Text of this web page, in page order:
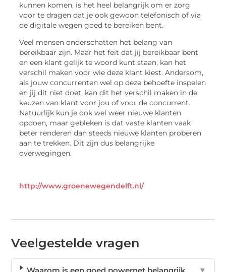
kunnen komen, is het heel belangrijk om er zorg
voor te dragen dat je ook gewoon telefonisch of via
de digitale wegen goed te bereiken bent.
Veel mensen onderschatten het belang van
bereikbaar zijn. Maar het feit dat jij bereikbaar bent
en een klant gelijk te woord kunt staan, kan het
verschil maken voor wie deze klant kiest. Andersom,
als jouw concurrenten wel op deze behoefte inspelen
en jij dit niet doet, kan dit het verschil maken in de
keuzen van klant voor jou of voor de concurrent.
Natuurlijk kun je ook wel weer nieuwe klanten
opdoen, maar gebleken is dat vaste klanten vaak
beter renderen dan steeds nieuwe klanten proberen
aan te trekken. Dit zijn dus belangrijke
overwegingen.
http://www.groenewegendelft.nl/
Veelgestelde vragen